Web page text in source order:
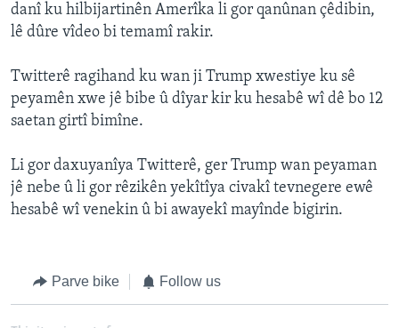
danî ku hilbijartinên Amerîka li gor qanûnan çêdibin,
lê dûre vîdeo bi temamî rakir.
Twitterê ragihand ku wan ji Trump xwestiye ku sê
peyamên xwe jê bibe û dîyar kir ku hesabê wî dê bo 12
saetan girtî bimîne.
Li gor daxuyanîya Twitterê, ger Trump wan peyaman
jê nebe û li gor rêzikên yekîtîya civakî tevnegere ewê
hesabê wî venekin û bi awayekî mayînde bigirin.
Parve bike Follow us